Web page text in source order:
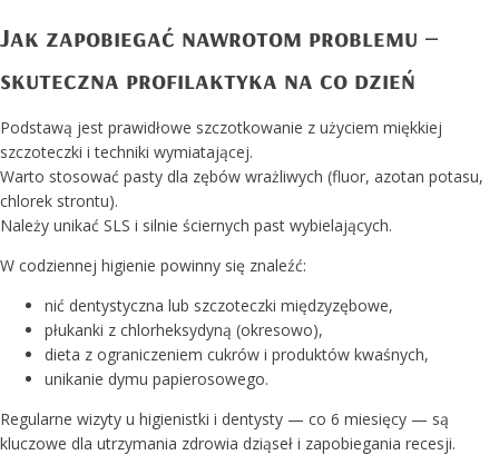
Jak zapobiegać nawrotom problemu –
skuteczna profilaktyka na co dzień
Podstawą jest prawidłowe szczotkowanie z użyciem miękkiej
szczoteczki i techniki wymiatającej.
Warto stosować pasty dla zębów wrażliwych (fluor, azotan potasu,
chlorek strontu).
Należy unikać SLS i silnie ściernych past wybielających.
W codziennej higienie powinny się znaleźć:
nić dentystyczna lub szczoteczki międzyzębowe,
płukanki z chlorheksydyną (okresowo),
dieta z ograniczeniem cukrów i produktów kwaśnych,
unikanie dymu papierosowego.
Regularne wizyty u higienistki i dentysty — co 6 miesięcy — są
kluczowe dla utrzymania zdrowia dziąseł i zapobiegania recesji.